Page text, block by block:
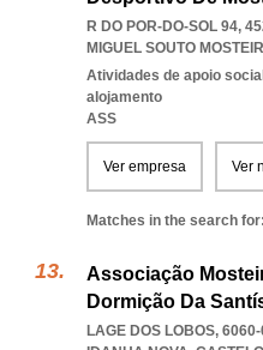
R DO POR-DO-SOL 94,
MIGUEL SOUTO
Atividades de apoio
alojamento
ASS
Ver empresa Ver
Matches in the search for:
Associação
Dormição Da
LAGE DOS LOBOS,